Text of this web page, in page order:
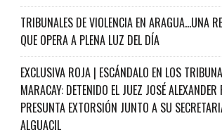
TRIBUNALES DE VIOLENCIA EN ARAGUA…UNA
QUE OPERA A PLENA LUZ DEL DÍA
EXCLUSIVA ROJA | ESCÁNDALO EN LOS
MARACAY: DETENIDO EL JUEZ JOSÉ ALEXANDER
PRESUNTA EXTORSIÓN JUNTO A SU
ALGUACIL